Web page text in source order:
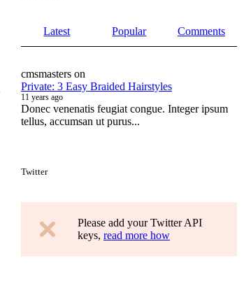
Latest Popular Comments
cmsmasters on
Private: 3 Easy Braided Hairstyles
11 years ago
Donec venenatis feugiat congue. Integer ipsum
tellus, accumsan ut purus...
Twitter
Please add your Twitter API
keys, read more how